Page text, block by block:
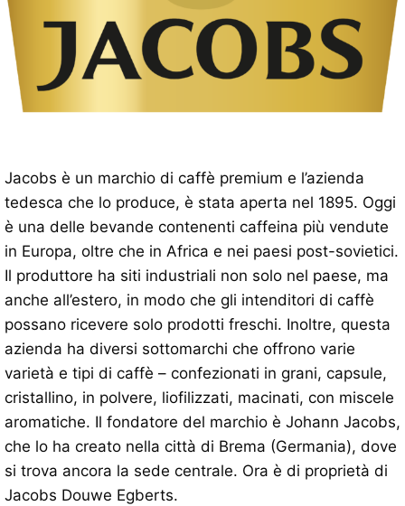
Jacobs è un marchio di caffè premium e l’azienda
tedesca che lo produce, è stata aperta nel 1895. Oggi
è una delle bevande contenenti caffeina più vendute
in Europa, oltre che in Africa e nei paesi post-sovietici.
Il produttore ha siti industriali non solo nel paese, ma
anche all’estero, in modo che gli intenditori di caffè
possano ricevere solo prodotti freschi. Inoltre, questa
azienda ha diversi sottomarchi che offrono varie
varietà e tipi di caffè – confezionati in grani, capsule,
cristallino, in polvere, liofilizzati, macinati, con miscele
aromatiche. Il fondatore del marchio è Johann Jacobs,
che lo ha creato nella città di Brema (Germania), dove
si trova ancora la sede centrale. Ora è di proprietà di
Jacobs Douwe Egberts.